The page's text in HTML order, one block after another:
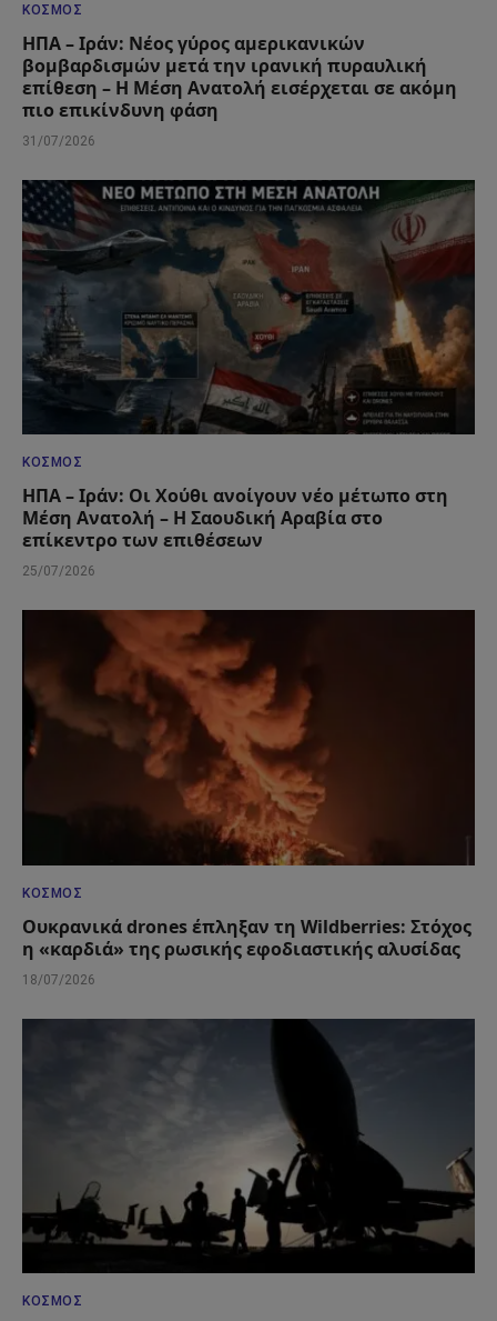
ΚΌΣΜΟΣ
ΗΠΑ – Ιράν: Νέος γύρος αμερικανικών
βομβαρδισμών μετά την ιρανική πυραυλική
επίθεση – Η Μέση Ανατολή εισέρχεται σε ακόμη
πιο επικίνδυνη φάση
31/07/2026
ΚΌΣΜΟΣ
ΗΠΑ – Ιράν: Οι Χούθι ανοίγουν νέο μέτωπο στη
Μέση Ανατολή – Η Σαουδική Αραβία στο
επίκεντρο των επιθέσεων
25/07/2026
ΚΌΣΜΟΣ
Ουκρανικά drones έπληξαν τη Wildberries: Στόχος
η «καρδιά» της ρωσικής εφοδιαστικής αλυσίδας
18/07/2026
ΚΌΣΜΟΣ